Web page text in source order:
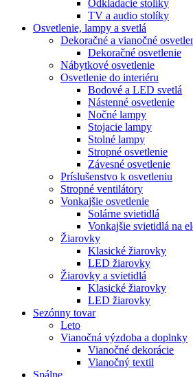
Odkladacie stolíky
TV a audio stolíky
Osvetlenie, lampy a svetlá
Dekoračné a vianočné
Dekoračné osvetlenie
Nábytkové osvetlenie
Osvetlenie do interiéru
Bodové a LED svetlá
Nástenné osvetlenie
Nočné lampy
Stojacie lampy
Stolné lampy
Stropné osvetlenie
Závesné osvetlenie
Príslušenstvo k osvetleniu
Stropné ventilátory
Vonkajšie osvetlenie
Solárne svietidlá
Vonkajšie svietidlá na
Žiarovky
Klasické žiarovky
LED žiarovky
Žiarovky a svietidlá
Klasické žiarovky
LED žiarovky
Sezónny tovar
Leto
Vianočná výzdoba a doplnky
Vianočné dekorácie
Vianočný textil
Spálne